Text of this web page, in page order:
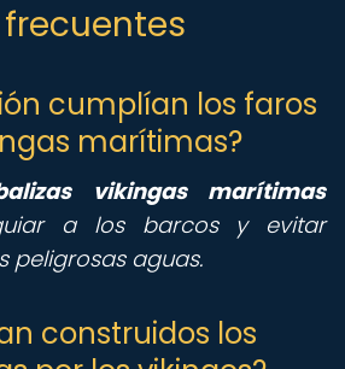
cumplían los faros
marítimas?
vikingas marítimas
a los barcos y evitar
peligrosas aguas.
construidos los